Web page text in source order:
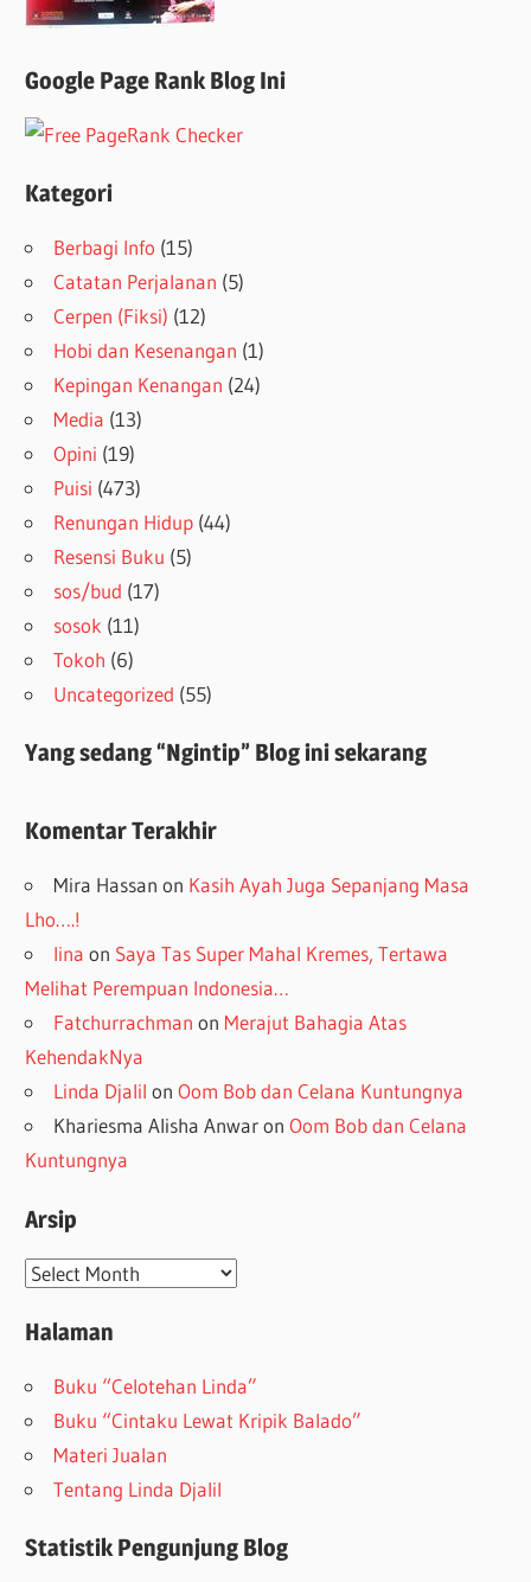
Google Page Rank Blog Ini
Kategori
Berbagi Info (15)
Catatan Perjalanan (5)
Cerpen (Fiksi) (12)
Hobi dan Kesenangan (1)
Kepingan Kenangan (24)
Media (13)
Opini (19)
Puisi (473)
Renungan Hidup (44)
Resensi Buku (5)
sos/bud (17)
sosok (11)
Tokoh (6)
Uncategorized (55)
Yang sedang “Ngintip” Blog ini sekarang
Komentar Terakhir
Mira Hassan on Kasih Ayah Juga Sepanjang Masa
Lho….!
lina on Saya Tas Super Mahal Kremes, Tertawa
Melihat Perempuan Indonesia…
Fatchurrachman on Merajut Bahagia Atas
KehendakNya
Linda Djalil onOom Bob dan Celana Kuntungnya
Khariesma Alisha AnwaronOom Bob dan Celana
Kuntungnya
Arsip
Arsip
Halaman
Buku “Celotehan Linda”
Buku “Cintaku Lewat Kripik Balado”
Materi Jualan
Tentang Linda Djalil
Statistik Pengunjung Blog